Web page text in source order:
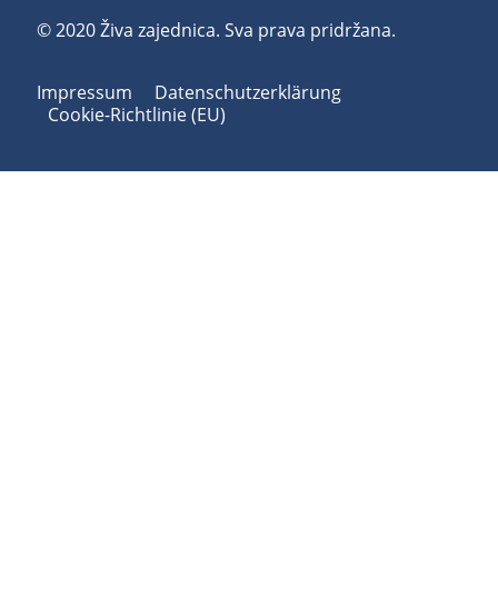
© 2020 Živa zajednica. Sva prava pridržana.
Impressum
Datenschutzerklärung
Cookie-Richtlinie (EU)